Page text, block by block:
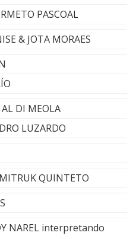
PASCOAL
& JOTA MORAES
DI MEOLA
LUZARDO
QUINTETO
NAREL interpretando